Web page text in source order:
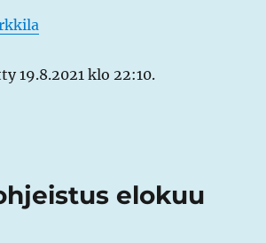
19.8.2021 klo 22:10.
elokuu